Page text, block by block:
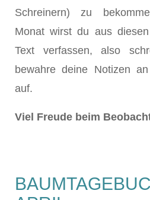
Schreinern) zu
Monat wirst du aus
Text verfassen, also
bewahre deine Notizen
auf.
Viel Freude beim